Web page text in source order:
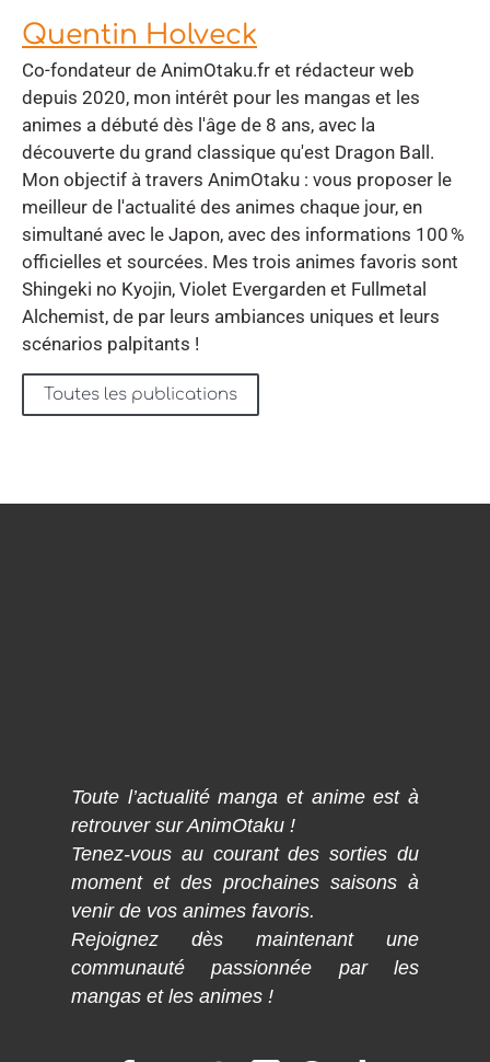
Quentin Holveck
Co-fondateur de AnimOtaku.fr et rédacteur web
depuis 2020, mon intérêt pour les mangas et les
animes a débuté dès l'âge de 8 ans, avec la
découverte du grand classique qu'est Dragon Ball.
Mon objectif à travers AnimOtaku : vous proposer le
meilleur de l'actualité des animes chaque jour, en
simultané avec le Japon, avec des informations 100 %
officielles et sourcées. Mes trois animes favoris sont
Shingeki no Kyojin, Violet Evergarden et Fullmetal
Alchemist, de par leurs ambiances uniques et leurs
scénarios palpitants !
Toutes les publications
Toute l’actualité manga et anime est à
retrouver sur AnimOtaku !
Tenez-vous au courant des sorties du
moment et des prochaines saisons à
venir de vos animes favoris.
Rejoignez dès maintenant une
communauté passionnée par les
mangas et les animes !